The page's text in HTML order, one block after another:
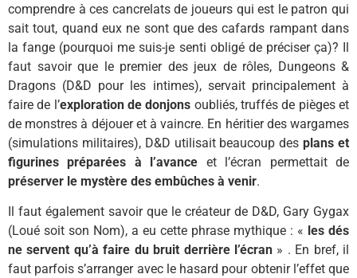
comprendre à ces cancrelats de joueurs qui est le patron qui
sait tout, quand eux ne sont que des cafards rampant dans
la fange (pourquoi me suis-je senti obligé de préciser ça)? Il
faut savoir que le premier des jeux de rôles, Dungeons &
Dragons (D&D pour les intimes), servait principalement à
faire de l’exploration de donjons oubliés, truffés de pièges et
de monstres à déjouer et à vaincre. En héritier des wargames
(simulations militaires), D&D utilisait beaucoup desplans et
figurines préparées à l’avance et l’écran permettait de
préserver le mystère des embûches à venir.
Il faut également savoir que le créateur de D&D, Gary Gygax
(Loué soit son Nom), a eu cette phrase mythique : « les dés
ne servent qu’à faire du bruit derrière l’écran» . En bref, il
faut parfois s’arranger avec le hasard pour obtenir l’effet que